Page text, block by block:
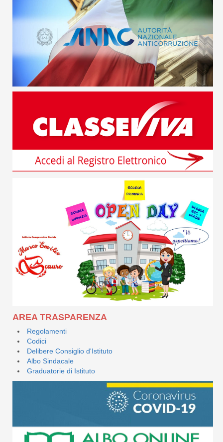
AREA TRASPARENZA
Regolamenti
Codici
Delibere Consiglio d'Istituto
Albo Sindacale
Graduatorie di Istituto